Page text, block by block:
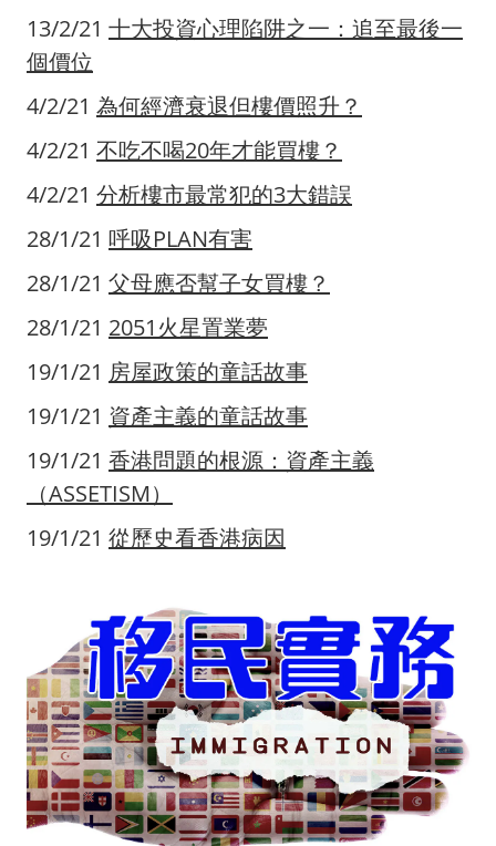
13/2/21 十大投資心理陷阱之一：追至最後一
個價位
4/2/21 為何經濟衰退但樓價照升？
4/2/21 不吃不喝20年才能買樓？
4/2/21 分析樓市最常犯的3大錯誤
28/1/21 呼吸PLAN有害
28/1/21 父母應否幫子女買樓？
28/1/21 2051火星置業夢
19/1/21 房屋政策的童話故事
19/1/21 資產主義的童話故事
19/1/21 香港問題的根源：資產主義
（ASSETISM）
19/1/21 從歷史看香港病因